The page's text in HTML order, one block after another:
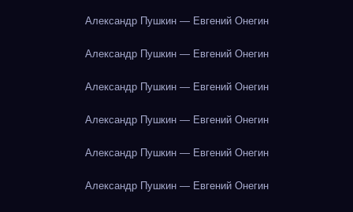
Александр Пушкин — Евгений Онегин
Александр Пушкин — Евгений Онегин
Александр Пушкин — Евгений Онегин
Александр Пушкин — Евгений Онегин
Александр Пушкин — Евгений Онегин
Александр Пушкин — Евгений Онегин